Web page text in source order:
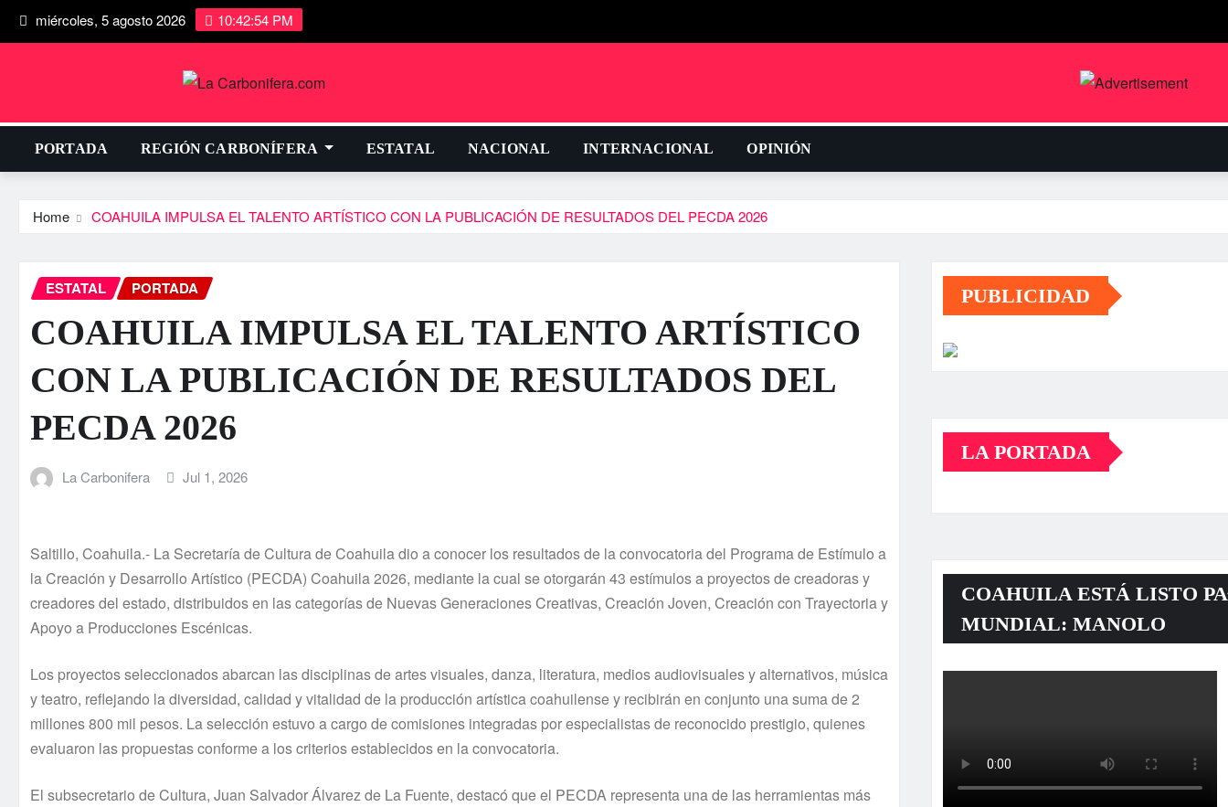
miércoles, 5 agosto 2026 10:42:55 PM
PORTADA REGIÓN CARBONÍFERA ESTATAL NACIONAL INTERNACIONAL OPINIÓN
Home COAHUILA IMPULSA EL TALENTO ARTÍSTICO CON LA PUBLICACIÓN DE RESULTADOS DEL PECDA 2026
ESTATAL PORTADA
COAHUILA IMPULSA EL TALENTO ARTÍSTICO
CON LA PUBLICACIÓN DE RESULTADOS DEL
PECDA 2026
La Carbonifera Jul 1, 2026
Saltillo, Coahuila.- La Secretaría de Cultura de Coahuila dio a conocer los resultados de la convocatoria del Programa de Estímulo a
la Creación y Desarrollo Artístico (PECDA) Coahuila 2026, mediante la cual se otorgarán 43 estímulos a proyectos de creadoras y
creadores del estado, distribuidos en las categorías de Nuevas Generaciones Creativas, Creación Joven, Creación con Trayectoria y
Apoyo a Producciones Escénicas.
Los proyectos seleccionados abarcan las disciplinas de artes visuales, danza, literatura, medios audiovisuales y alternativos, música
y teatro, reflejando la diversidad, calidad y vitalidad de la producción artística coahuilense y recibirán en conjunto una suma de 2
millones 800 mil pesos. La selección estuvo a cargo de comisiones integradas por especialistas de reconocido prestigio, quienes
evaluaron las propuestas conforme a los criterios establecidos en la convocatoria.
El subsecretario de Cultura, Juan Salvador Álvarez de La Fuente, destacó que el PECDA representa una de las herramientas más
PUBLICIDAD
LA PORTADA
COAHUILA ESTÁ LISTO
MUNDIAL: MANOLO